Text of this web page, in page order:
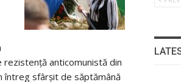
rezistență anticomunistă din
întreg sfârșit de săptămână